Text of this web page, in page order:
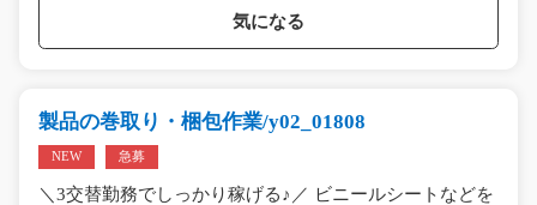
気になる
製品の巻取り・梱包作業/y02_01808
NEW 急募
＼3交替勤務でしっかり稼げる♪／ ビニールシートなどを